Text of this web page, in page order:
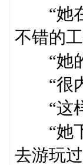
“她在
不错的
“她的
“很内
“这样
“她下
去游玩